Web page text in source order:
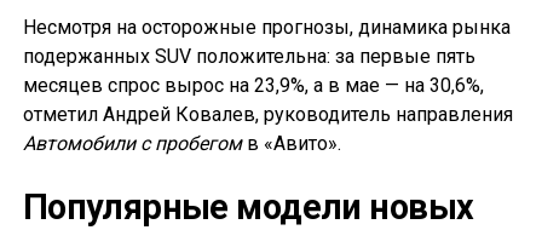
Несмотря на осторожные прогнозы, динамика рынка
подержанных SUV положительна: за первые пять
месяцев спрос вырос на 23,9%, а в мае — на 30,6%,
отметил Андрей Ковалев, руководитель направления
Автомобили с пробегомв «Авито».
Популярные модели новых